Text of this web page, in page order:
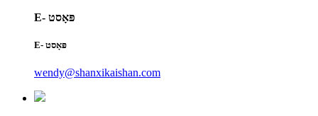
E- פּאָסט
E- פּאָסט
wendy@shanxikaishan.com